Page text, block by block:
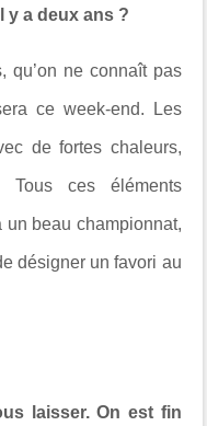
y a deux ans ?
qu’on ne connaît pas
ce week-end. Les
de fortes chaleurs,
Tous ces éléments
beau championnat,
désigner un favori au
laisser. On est fin